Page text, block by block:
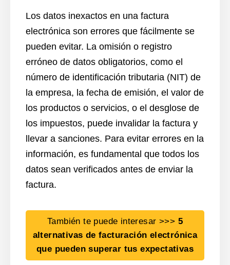
Los datos inexactos en una factura
electrónica son errores que fácilmente se
pueden evitar. La omisión o registro
erróneo de datos obligatorios, como el
número de identificación tributaria (NIT) de
la empresa, la fecha de emisión, el valor de
los productos o servicios, o el desglose de
los impuestos, puede invalidar la factura y
llevar a sanciones. Para evitar errores en la
información, es fundamental que todos los
datos sean verificados antes de enviar la
factura.
También te puede interesar >>> 5
alternativas de facturación electrónica
que pueden superar tus expectativas